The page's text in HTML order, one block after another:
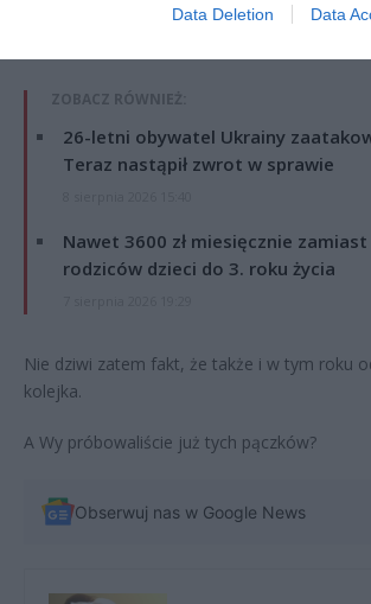
Data Deletion Data
Ta cukiernia cieszy się renomą od wielu lat,
ZOBACZ RÓWNIEŻ:
26-letni obywatel Ukrainy
Teraz nastąpił zwrot w sprawie
Nawet 3600 zł miesięcznie
rodziców dzieci do 3. roku życia
Nie dziwi zatem fakt, że także i w tym roku
kolejka.
A Wy próbowaliście już tych pączków?
Obserwuj nas w Google News